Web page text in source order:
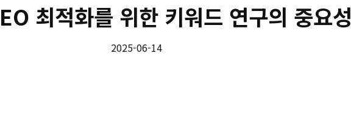
최적화를 위한 키워드 연구의 중요성
2025-06-14